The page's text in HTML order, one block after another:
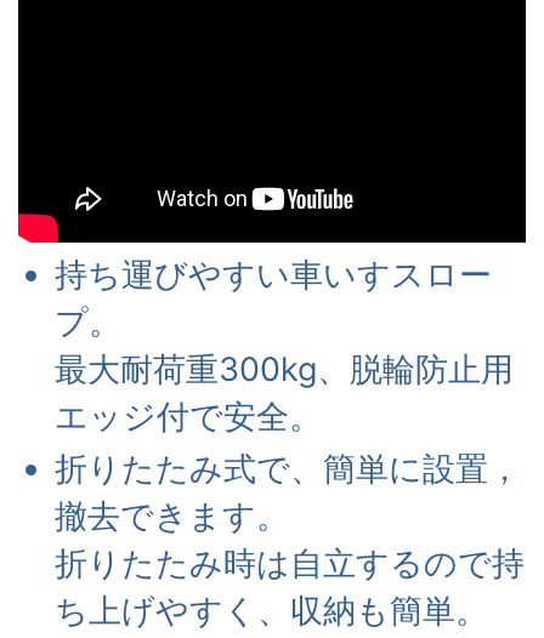
持ち運びやすい車いすスロー
プ。
最大耐荷重300kg、脱輪防止用
エッジ付で安全。
折りたたみ式で、簡単に設置，
撤去できます。
折りたたみ時は自立するので持
ち上げやすく、収納も簡単。